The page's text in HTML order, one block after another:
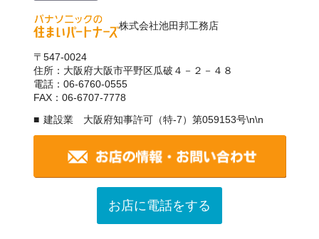
株式会社池田邦工務店
〒547-0024
住所：大阪府大阪市平野区瓜破４－２－４８
電話：06-6760-0555
FAX：06-6707-7778
建設業 大阪府知事許可（特-7）第059153号\n\n
お店に電話をする